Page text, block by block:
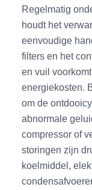
Regelmatig
houdt het
eenvoudige
filters en het
en vuil
energiekosten.
om de
abnormale
compressor of
storingen zijn
koelmiddel,